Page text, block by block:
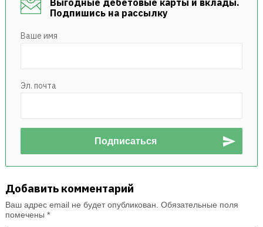
Выгодные дебетовые карты и вклады.
Подпишись на рассылку
Ваше имя
Эл. почта
Добавить комментарий
Ваш адрес email не будет опубликован. Обязательные поля
помечены *